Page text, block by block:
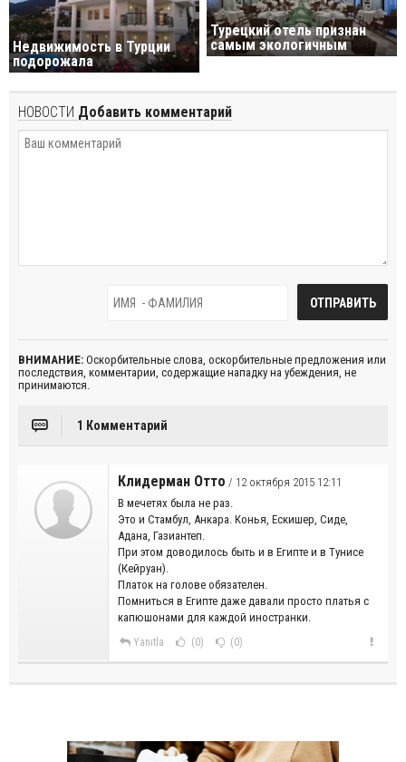
Недвижимость в Турции
подорожала
Турецкий отель признан
самым экологичным
НОВОСТИ Добавить комментарий
ВНИМАНИЕ: Оскорбительные слова, оскорбительные предложения или
последствия, комментарии, содержащие нападку на убеждения, не
принимаются.
1 Комментарий
Клидерман Отто / 12 октября 2015 12:11
В мечетях была не раз.
Это и Стамбул, Анкара. Конья, Ескишер, Сиде,
Адана, Газиантеп.
При этом доводилось быть и в Египте и в Тунисе
(Кейруан).
Платок на голове обязателен.
Помниться в Египте даже давали просто платья с
капюшонами для каждой иностранки.
Yanıtla (0) (0)